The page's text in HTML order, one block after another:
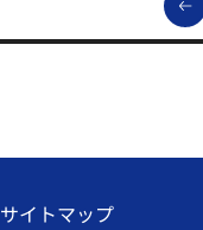
サイトマップ